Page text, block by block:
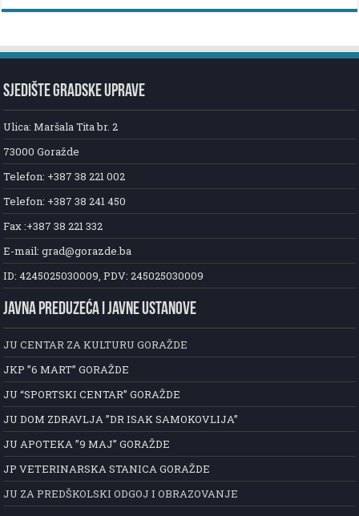
SJEDIŠTE GRADSKE UPRAVE
Ulica: Maršala Tita br. 2
73000 Goražde
Telefon: +387 38 221 002
Telefon: +387 38 241 450
Fax :+387 38 221 332
E-mail: grad@gorazde.ba
ID: 4245025030009, PDV: 245025030009
JAVNA PREDUZEĆA I JAVNE USTANOVE
JU CENTAR ZA KULTURU GORAŽDE
JKP ”6 MART” GORAŽDE
JU “SPORTSKI CENTAR” GORAŽDE
JU DOM ZDRAVLJA ”DR ISAK SAMOKOVLIJA”
JU APOTEKA ”9 MAJ” GORAŽDE
JP VETERINARSKA STANICA GORAŽDE
JU ZA PREDŠKOLSKI ODGOJ I OBRAZOVANJE